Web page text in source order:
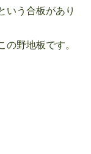
いう合板があり
野地板です。